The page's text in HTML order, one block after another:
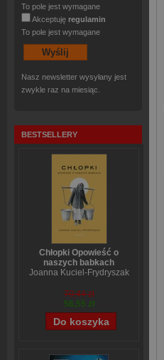
To pole jest wymagane
Akceptuję regulamin
To pole jest wymagane
Nasz newsletter wysyłany jest
zwykle raz na miesiąc.
BESTSELLERY
Chłopki Opowieść o
naszych babkach
Joanna Kuciel-Frydryszak
70,44 zł
56,55 zł